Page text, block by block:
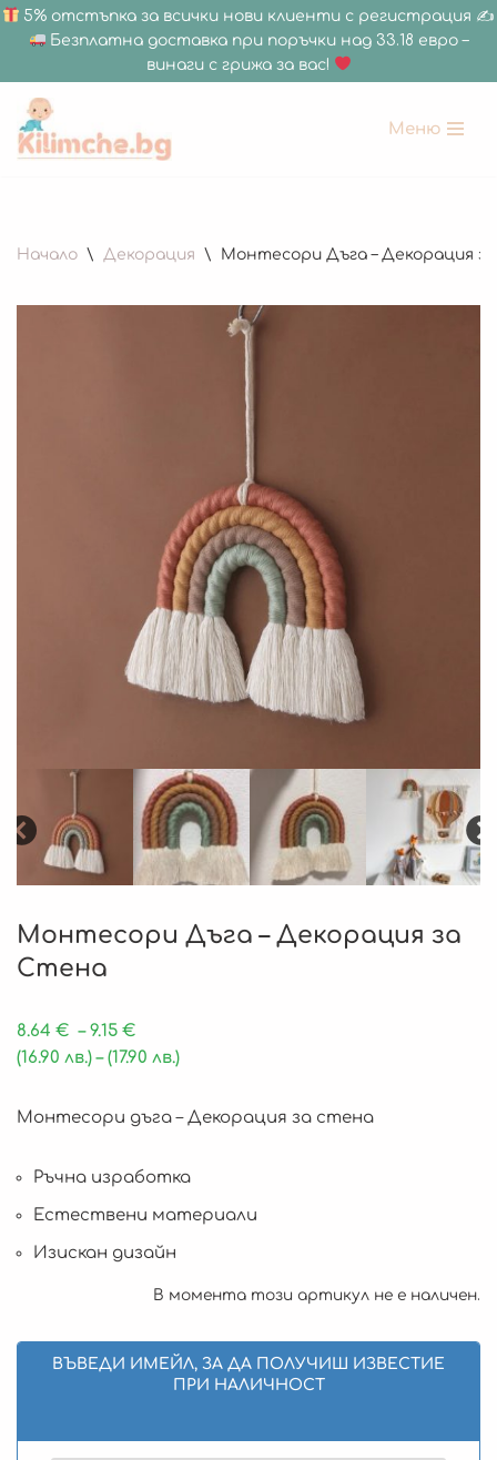
5% отстъпка за всички нови клиенти с регистрация ✍
Безплатна доставка при поръчки над 33.18 евро –
винаги с грижа за вас!
Продължете
Меню
Начало \ Декорация \ Монтесори Дъга – Декорация
Монтесори Дъга – Декорация за
Стена
8.64 € –9.15 €
(16.90 лв.)–(17.90 лв.)
Монтесори дъга – Декорация за стена
Ръчна изработка
Естествени материали
Изискан дизайн
В момента този артикул не е наличен.
ВЪВЕДИ ИМЕЙЛ, ЗА ДА ПОЛУЧИШ ИЗВЕСТИЕ
ПРИ НАЛИЧНОСТ